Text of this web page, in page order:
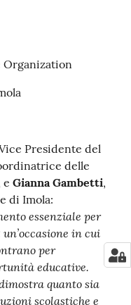
Organization
Presidente del
delle
e Gianna Gambetti,
di Imola:
essenziale per
in cui
per
educative.
quanto sia
scolastiche e